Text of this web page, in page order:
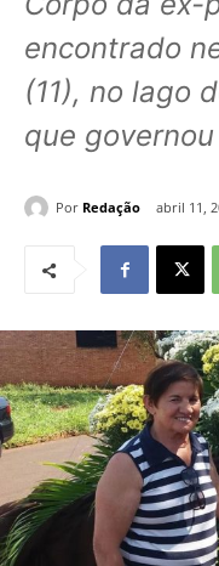
encontrado
(11), no lago
que governou
Por Redação abril 11,